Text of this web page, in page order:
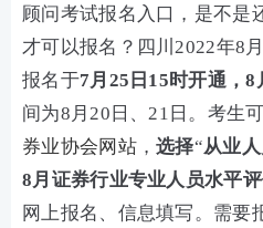
顾问考试报名入口，是不是
才可以报名？四川2022年8
报名于7月25日15时开通，8
间为8月20日、21日。考生
券业协会网站，选择“从业
8月证券行业专业人员水平
网上报名、信息填写。需要